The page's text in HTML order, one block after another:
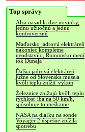
Top správy
Alza nasadila dve novinky,
jednu užitočnú a jednu
kontroverznú
Maďarsko jadrovú elektráreň
nakoniec kompletne
neodstavilo, Rumunsko mení
tok Dunaja
Ďalšia jadrová elektráreň
južne od Slovenska musela
kvôli teplu znížiť výkon
Železnice znižujú kvôli teplu
rýchlosť iba na 50 km/h,
spôsobuje to meškanie
NASA na diaľku na sonde
Voyager 2 úspešne znížila
spotrebu